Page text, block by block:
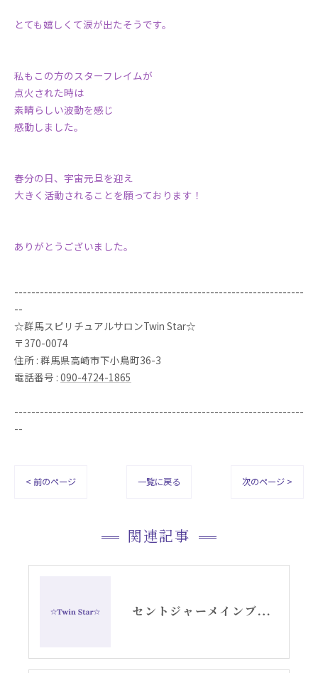
とても嬉しくて涙が出たそうです。
私もこの方のスターフレイムが
点火された時は
素晴らしい波動を感じ
感動しました。
春分の日、宇宙元旦を迎え
大きく活動されることを願っております！
ありがとうございました。
--------------------------------------------------------------------
--
☆群馬スピリチュアルサロンTwin Star☆
〒370-0074
住所 : 群馬県高崎市下小鳥町36-3
電話番号 : 090-4724-1865
--------------------------------------------------------------------
--
< 前のページ 一覧に戻る 次のページ >
関連記事
セントジャーメインブレッシングカードGSVFグリッド画像